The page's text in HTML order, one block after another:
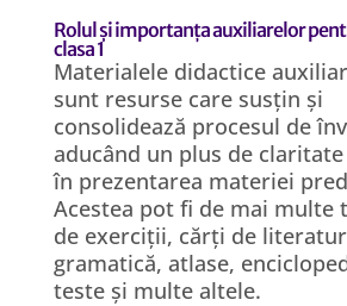
Rolul și importanța auxiliarelor
clasa 1
Materialele didactice
sunt resurse care susțin și
consolidează procesul de
aducând un plus de
în prezentarea materiei
Acestea pot fi de mai multe
de exerciții, cărți de
gramatică, atlase,
teste și multe altele.